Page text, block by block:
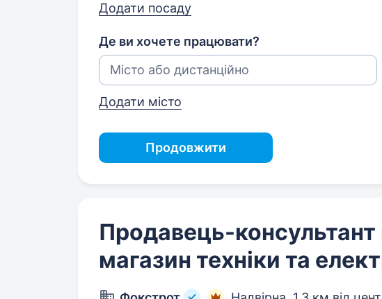
Додати посаду
Де ви хочете працювати?
Додати місто
Продовжити
Продавець-консультант
магазин техніки та